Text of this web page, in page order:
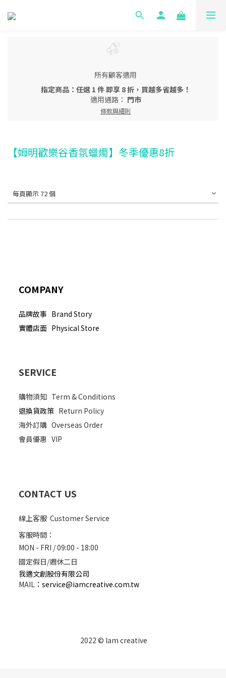
所有顧客適用
指定商品：任選 1 件 即享 8 折，買越多省越多！
適用通路： 門市
條款與細則
【姆明歡樂谷香氛蠟燭】冬季優惠8折
每頁顯示 72 個
COMPANY
品牌故事 Brand Story
實體店面 Physical Store
SERVICE
購物須知 Term & Conditions
退換貨政策 Return Policy
海外訂購 Overseas Order
會員優惠 VIP
CONTACT US
線上客服 Customer Service
客服時間：
MON - FRI / 09:00 - 18:00
國定假日/週休二日
我適文創股份有限公司
MAIL ： service@iamcreative.com.tw
2022 © Iam creative